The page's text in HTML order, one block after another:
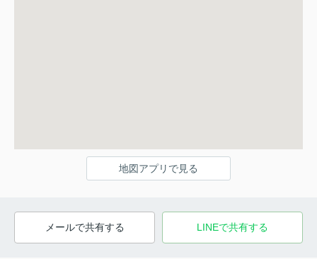
地図アプリで見る
メールで共有する LINEで共有する